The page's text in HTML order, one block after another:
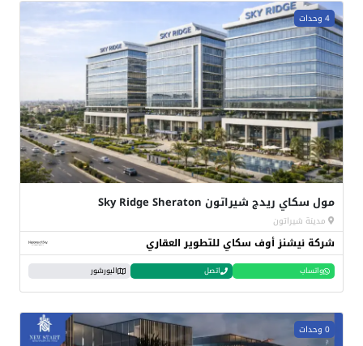
4 وحدات
مول سكاي ريدج شيراتون Sky Ridge Sheraton
مدينة شيراتون
شركة نيشنز أوف سكاي للتطوير العقاري
واتساب اتصل البورشور
0 وحدات